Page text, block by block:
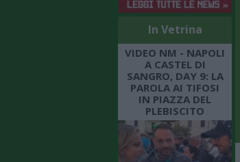
In Vetrina
VIDEO NM - NAPOLI
A CASTEL DI
SANGRO, DAY 9: LA
PAROLA AI TIFOSI
IN PIAZZA DEL
PLEBISCITO